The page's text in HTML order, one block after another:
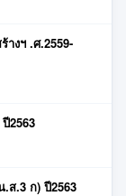
งฯ .ศ.2559-
2563
ส.3 ก) ปี2563